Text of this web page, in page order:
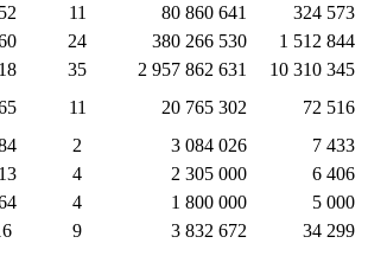
11 80 860 641
324 573
24 380 266 530
1 512 844
35 2 957 862 631
10 310 345
11 20 765 302
72 516
2 3 084 026
7 433
4 2 305 000
6 406
4 1 800 000
5 000
9 3 832 672
34 299